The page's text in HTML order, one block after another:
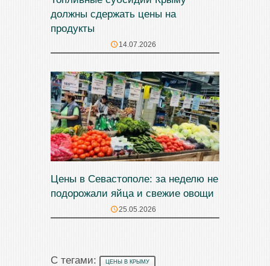
должны сдержать цены на
продукты
14.07.2026
Цены в Севастополе: за неделю не
подорожали яйца и свежие овощи
25.05.2026
С тегами: ЦЕНЫ В КРЫМУ